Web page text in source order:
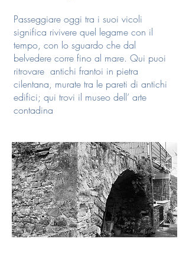
Passeggiare oggi tra i suoi vicoli
significa rivivere quel legame con il
tempo, con lo sguardo che dal
belvedere corre fino al mare. Qui puoi
ritrovare antichi frantoi in pietra
cilentana, murate tra le pareti di antichi
edifici; qui trovi il museo dell’ arte
contadina